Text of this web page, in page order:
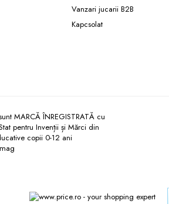
Vanzari jucarii B2B
Kapcsolat
MARCĂ ÎNREGISTRATĂ cu
pentru Invenții și Mărci din
copii 0-12 ani